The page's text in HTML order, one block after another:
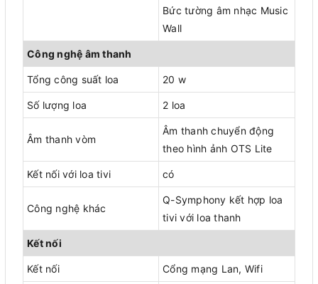
Bức tường âm nhạc Music
Wall
Công nghệ âm thanh
Tổng công suất loa 20 w
Số lượng loa 2 loa
Âm thanh vòm
Âm thanh chuyển động
theo hình ảnh OTS Lite
Kết nối với loa tivi có
Công nghệ khác
Q-Symphony kết hợp loa
tivi với loa thanh
Kết nối
Kết nối Cổng mạng Lan, Wifi